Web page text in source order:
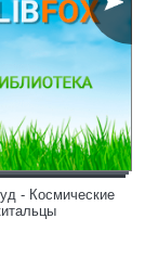
- Космические